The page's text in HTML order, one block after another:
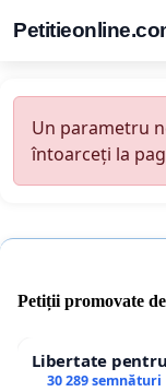
Un parametru
întoarceți la
Petiții promovate
Libertate pentru
30 289 semnături